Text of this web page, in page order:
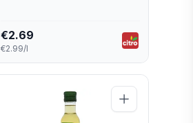
€2.69
€2.99/l